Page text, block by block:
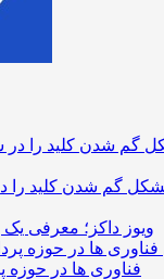
گم شدن کلید را
ویوز داکز؛ معرفی یک
فناوری ها در